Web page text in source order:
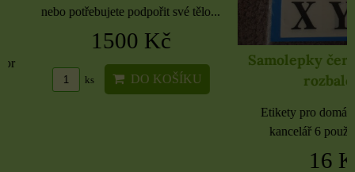
nebo potřebujete podpořit své tělo...
1500 Kč
ks DO KOŠÍKU
Samolepky černé
rozbaleno
Etikety pro
kancelář 6 použitých
16 Kč